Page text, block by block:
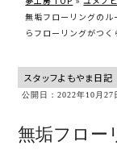
無垢フローリングの
らフローリングがつ
スタッフよもやま日記
公開日：2022年10月27
無垢フロー